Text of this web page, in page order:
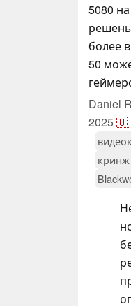
5080
более
50
Daniel
2025